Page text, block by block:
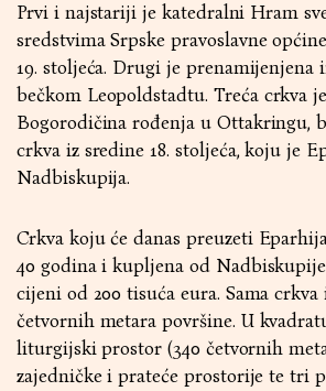
Prvi i najstariji je katedralni Hram
sredstvima Srpske pravoslavne
19. stoljeća. Drugi je prenamijenjena
bečkom Leopoldstadtu. Treća crkva
Bogorodičina rođenja u Ottakringu,
crkva iz sredine 18. stoljeća, koju je
Nadbiskupija.
Crkva koju će danas preuzeti
40 godina i kupljena od
cijeni od 200 tisuća eura. Sama crkva
četvornih metara površine. U
liturgijski prostor (340 četvornih
zajedničke i prateće prostorije te tri